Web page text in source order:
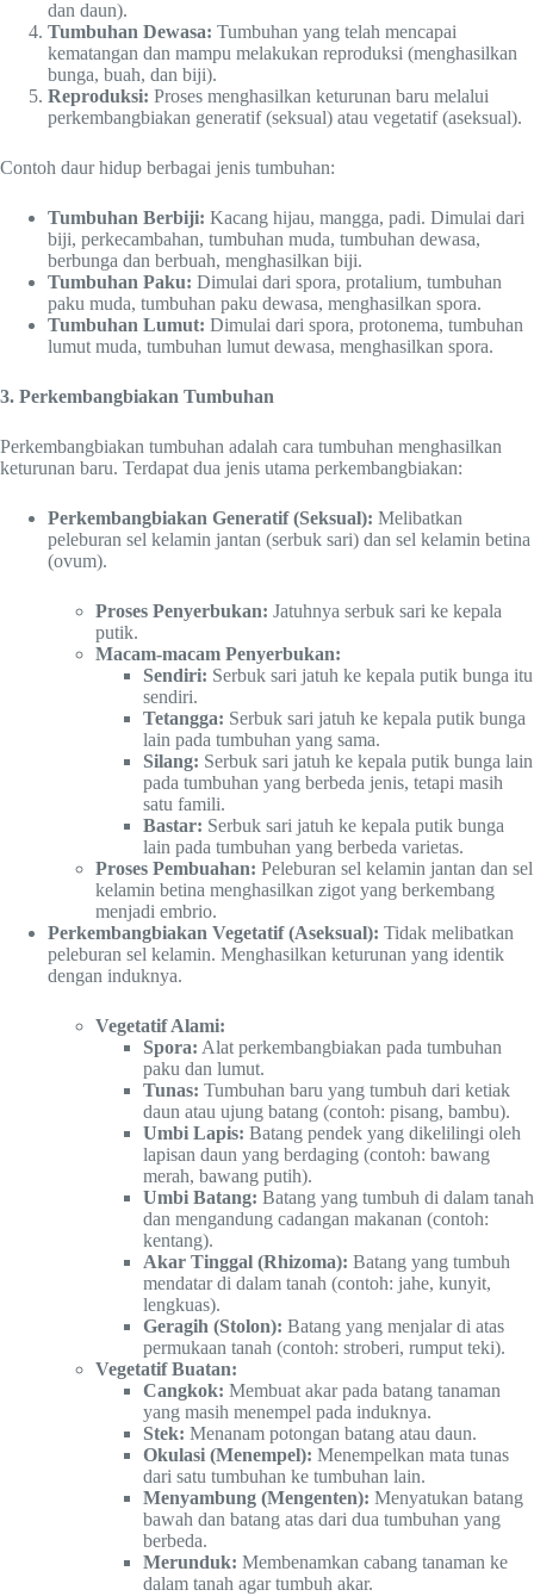
dan daun).
Tumbuhan Dewasa: Tumbuhan yang telah mencapai
kematangan dan mampu melakukan reproduksi (menghasilkan
bunga, buah, dan biji).
Reproduksi: Proses menghasilkan keturunan baru melalui
perkembangbiakan generatif (seksual) atau vegetatif (aseksual).
Contoh daur hidup berbagai jenis tumbuhan:
Tumbuhan Berbiji: Kacang hijau, mangga, padi. Dimulai dari
biji, perkecambahan, tumbuhan muda, tumbuhan dewasa,
berbunga dan berbuah, menghasilkan biji.
Tumbuhan Paku: Dimulai dari spora, protalium, tumbuhan
paku muda, tumbuhan paku dewasa, menghasilkan spora.
Tumbuhan Lumut: Dimulai dari spora, protonema, tumbuhan
lumut muda, tumbuhan lumut dewasa, menghasilkan spora.
3. Perkembangbiakan Tumbuhan
Perkembangbiakan tumbuhan adalah cara tumbuhan menghasilkan
keturunan baru. Terdapat dua jenis utama perkembangbiakan:
Perkembangbiakan Generatif (Seksual): Melibatkan
peleburan sel kelamin jantan (serbuk sari) dan sel kelamin betina
(ovum).
Proses Penyerbukan: Jatuhnya serbuk sari ke kepala
putik.
Macam-macam Penyerbukan:
Sendiri: Serbuk sari jatuh ke kepala putik bunga itu
sendiri.
Tetangga: Serbuk sari jatuh ke kepala putik bunga
lain pada tumbuhan yang sama.
Silang: Serbuk sari jatuh ke kepala putik bunga lain
pada tumbuhan yang berbeda jenis, tetapi masih
satu famili.
Bastar: Serbuk sari jatuh ke kepala putik bunga
lain pada tumbuhan yang berbeda varietas.
Proses Pembuahan: Peleburan sel kelamin jantan dan sel
kelamin betina menghasilkan zigot yang berkembang
menjadi embrio.
Perkembangbiakan Vegetatif (Aseksual): Tidak melibatkan
peleburan sel kelamin. Menghasilkan keturunan yang identik
dengan induknya.
Vegetatif Alami:
Spora: Alat perkembangbiakan pada tumbuhan
paku dan lumut.
Tunas: Tumbuhan baru yang tumbuh dari ketiak
daun atau ujung batang (contoh: pisang, bambu).
Umbi Lapis: Batang pendek yang dikelilingi oleh
lapisan daun yang berdaging (contoh: bawang
merah, bawang putih).
Umbi Batang: Batang yang tumbuh di dalam tanah
dan mengandung cadangan makanan (contoh:
kentang).
Akar Tinggal (Rhizoma): Batang yang tumbuh
mendatar di dalam tanah (contoh: jahe, kunyit,
lengkuas).
Geragih (Stolon): Batang yang menjalar di atas
permukaan tanah (contoh: stroberi, rumput teki).
Vegetatif Buatan:
Cangkok: Membuat akar pada batang tanaman
yang masih menempel pada induknya.
Stek: Menanam potongan batang atau daun.
Okulasi (Menempel): Menempelkan mata tunas
dari satu tumbuhan ke tumbuhan lain.
Menyambung (Mengenten): Menyatukan batang
bawah dan batang atas dari dua tumbuhan yang
berbeda.
Merunduk: Membenamkan cabang tanaman ke
dalam tanah agar tumbuh akar.